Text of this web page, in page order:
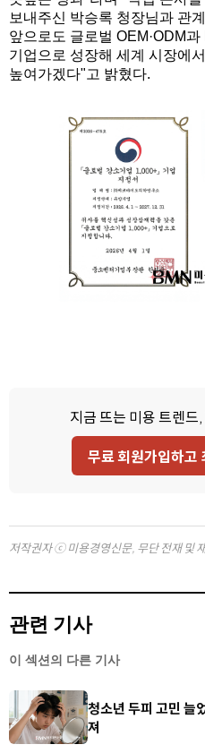
보내주신 박승록 청장님과 관
앞으로도 글로벌 OEM·ODM
기업으로 성장해 세계 시장에
높여가겠다"고 밝혔다.
지금 뜨는 미용 트렌드
무료 회원가입하고
저작권자 ⓒ 미용경영신문, 무단 전재 및
관련 기사
이 섹션의 다른 기사
청소년 두피 고민 늘
져